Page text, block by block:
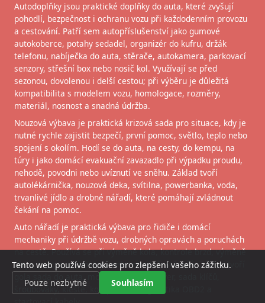
Autodoplňky jsou praktické doplňky do auta, které zvyšují
pohodlí, bezpečnost i ochranu vozu při každodenním provozu
a cestování. Patří sem autopříslušenství jako gumové
autokoberce, potahy sedadel, organizér do kufru, držák
telefonu, nabíječka do auta, stěrače, autokamera, parkovací
senzory, střešní box nebo nosič kol. Využívají se před
sezonou, dovolenou i delší cestou; při výběru je důležitá
kompatibilita s modelem vozu, homologace, rozměry,
materiál, nosnost a snadná údržba.
Nouzová výbava je praktická krizová sada pro situace, kdy je
nutné rychle zajistit bezpečí, první pomoc, světlo, teplo nebo
spojení s okolím. Hodí se do auta, na cesty, do kempu, na
túry i jako domácí evakuační zavazadlo při výpadku proudu,
nehodě, povodni nebo uvíznutí ve sněhu. Základ tvoří
autolékárnička, nouzová deka, svítilna, powerbanka, voda,
trvanlivé jídlo a drobné nářadí, které pomáhají zvládnout
čekání na pomoc.
Auto nářadí je praktická výbava pro řidiče i domácí
mechaniky při údržbě vozu, drobných opravách a poruchách
na cestě. Používá se při výměně kola, kontrole brzd, výměně
oleje, práci s autobaterií nebo montáži stěračů. Základ tvoří
gola sada do auta, momentový klíč, hever, sada klíčů,
šroubováky, kleště, kompresor, diagnostika OBD2 a
Tento web používá cookies pro zlepšení vašeho zážitku.
Pouze nezbytné
Souhlasím